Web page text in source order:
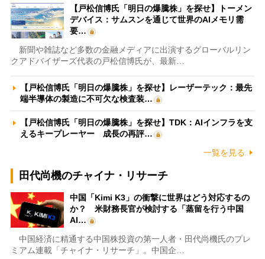
【戸松信博氏「明日の爆騰株」を探せ】トーメン
デバイス：サムスンを通じて世界のAIメモリ需
要…
新聞や雑誌など多数の金融メディアに出演するグローバルリン
クアドバイザーズ代表の戸松信博氏が、最新…
【戸松信博氏「明日の爆騰株」を探せ】レーザーテック：最先
端半導体の製造に不可欠な検査装…
【戸松信博氏「明日の爆騰株」を探せ】TDK：AIインフラを支
えるキープレーヤー 成長の再評…
一覧を見る
田代尚機のチャイナ・リサーチ
中国「Kimi K3」の衝撃に世界はどう対応するの
か？ 米財務長官が検討する「蒸留を行う中国
AI…
中国経済に精通する中国株投資の第一人者・田代尚機氏のプレ
ミアム連載「チャイナ・リサーチ」。中国企…